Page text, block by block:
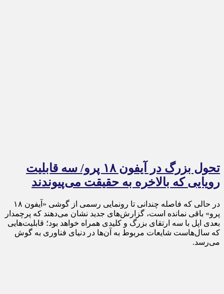
تحول بزرگ در آیفون ۱۸ پرو/ سه قابلیت
رویایی که بالاخره به حقیقت می‌پیوندند
در حالی که فاصله چندانی تا رونمایی رسمی از گوشی «آیفون ۱۸
پرو» باقی نمانده است، گزارش‌های جدید نشان می‌دهند که پرچمدار
بعدی اپل با سه ارتقای بزرگ و کلیدی همراه خواهد بود؛ قابلیت‌هایی
که سال‌هاست شایعات مربوط به آن‌ها در دنیای فناوری به گوش
می‌رسد.